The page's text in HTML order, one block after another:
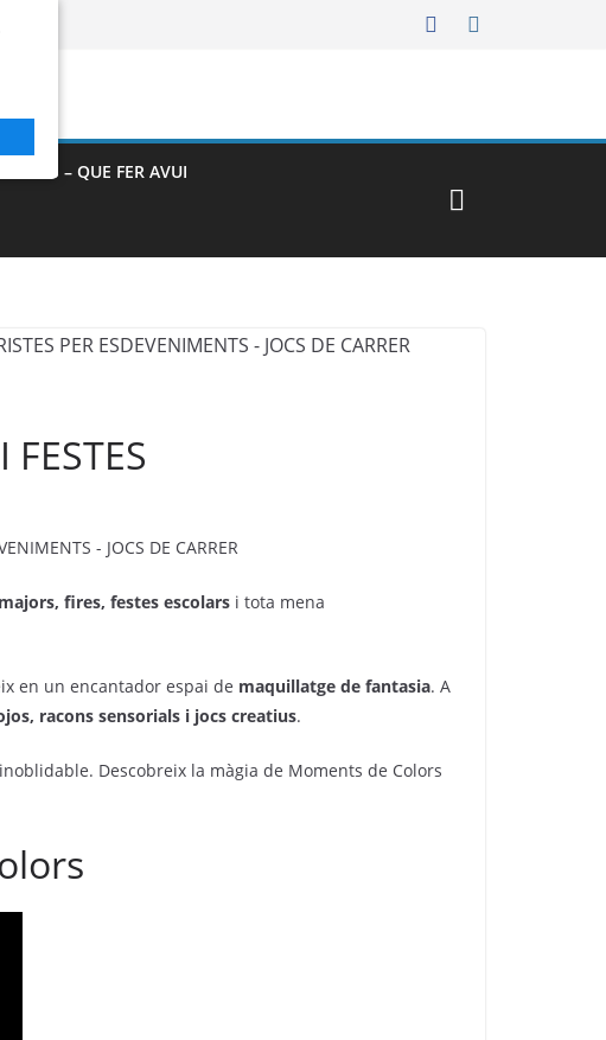
FESTES – QUE FER AVUI
fires, festes escolars i tota mena
en un encantador espai de maquillatge de fantasia. A
racons sensorials i jocs creatius.
Descobreix la màgia de Moments de Colors